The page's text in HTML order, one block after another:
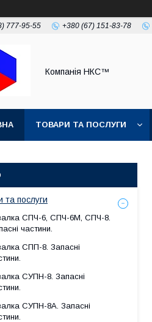
777-95-55 +380 (67) 151-83-78
Компанія НКС™
ТОВАРИ ТА ПОСЛУГИ
та послуги
СПЧ-6, СПЧ-6М, СПЧ-8.
частини.
СПП-8. Запасні
СУПН-8. Запасні
СУПН-8А. Запасні